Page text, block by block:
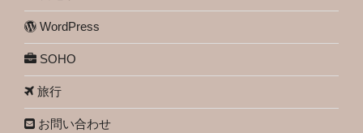
WordPress
SOHO
旅行
お問い合わせ